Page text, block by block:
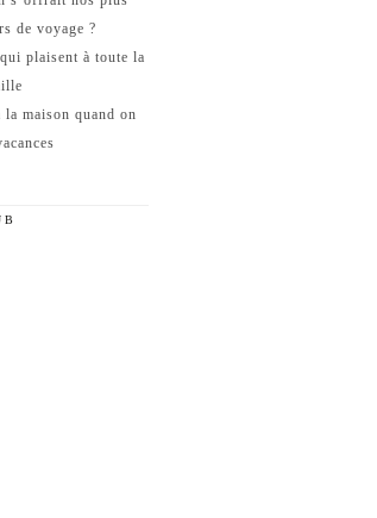
de voyage ?
plaisent à toute la
maison quand on